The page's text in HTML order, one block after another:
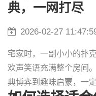
典，一网打尽
2026-02-27
宅家时，一副小小的扑
欢声笑语充满整个房间
典博弈到趣味启蒙，一